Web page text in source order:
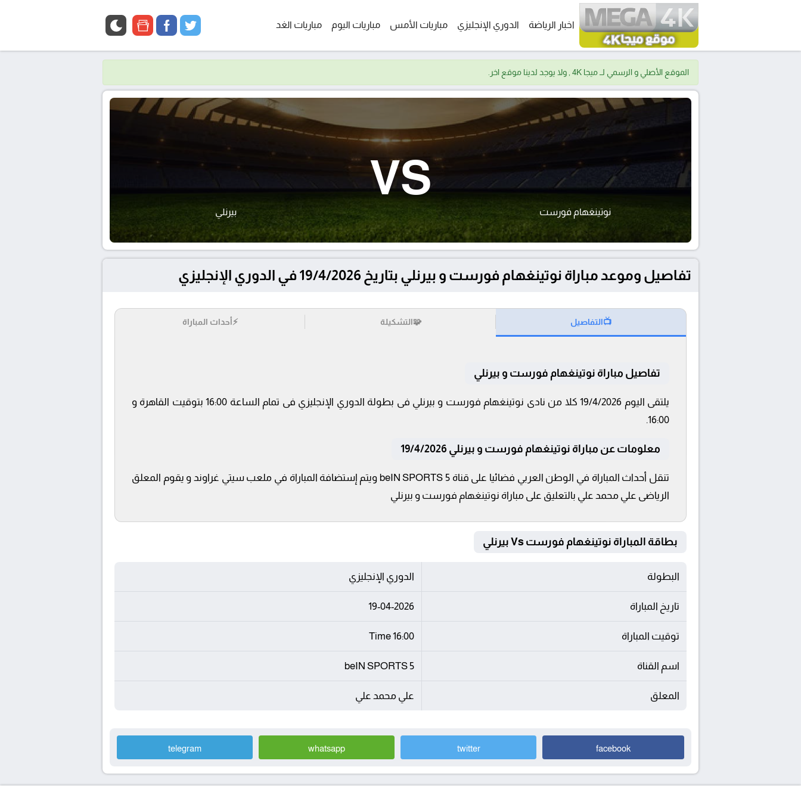
اخبار الرياضة الدوري الإنجليزي مباريات الأمس مباريات اليوم مباريات الغد twitter
facebook
google
الموقع الأصلي و الرسمي لــ ميجا 4K , ولا يوجد لدينا موقع اخر.
نوتينغهام فورست
VS
بيرنلي
تفاصيل وموعد مباراة نوتينغهام فورست و بيرنلي بتاريخ 19/4/2026 في الدوري الإنجليزي
📺التفاصيل 🧩التشكيلة ⚡أحداث المباراة
تفاصيل مباراة نوتينغهام فورست و بيرنلي
يلتقى اليوم 19/4/2026 كلا من نادى نوتينغهام فورست و بيرنلي فى بطولة الدوري الإنجليزي فى تمام الساعة 16:00 بتوقيت القاهرة و
16:00.
معلومات عن مباراة نوتينغهام فورست و بيرنلي 19/4/2026
تنقل أحداث المباراة في الوطن العربي فضائيا على قناة beIN SPORTS 5 ويتم إستضافة المباراة في ملعب سيتي غراوند و يقوم المعلق
الرياضى علي محمد علي بالتعليق على مباراة نوتينغهام فورست و بيرنلي
بطاقة المباراة نوتينغهام فورست Vs بيرنلي
البطولة الدوري الإنجليزي
تاريخ المباراة 19-04-2026
توقيت المباراة 16:00 Time
اسم القناة beIN SPORTS 5
المعلق علي محمد علي
facebook
twitter
whatsapp
telegram